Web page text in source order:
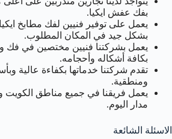
بفك عفش ايكيا.
يعمل على توفير فنيين لفك مطابخ
بشكل جيد في المكان المطلوب.
يعمل بشركتنا فنيين مختصين في فك
بكافة أشكاله وأحجامه.
تقدم شركتنا خدماتها بكفاءة عالية
ومنطقية.
يعمل فريقنا في جميع مناطق الكويت
مدار اليوم.
الاسئلة الشائعة